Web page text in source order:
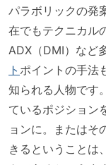
パラボリックの発
在でもテクニカル
ADX（DMI）など
ト ポイントの手法
知られる人物です
ているポジション
ョンに。またはそ
きるということは